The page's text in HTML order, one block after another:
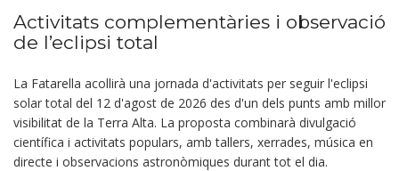
Activitats complementàries i observació
de l’eclipsi total
La Fatarella acollirà una jornada d'activitats per seguir l'eclipsi
solar total del 12 d'agost de 2026 des d'un dels punts amb millor
visibilitat de la Terra Alta. La proposta combinarà divulgació
científica i activitats populars, amb tallers, xerrades, música en
directe i observacions astronòmiques durant tot el dia.